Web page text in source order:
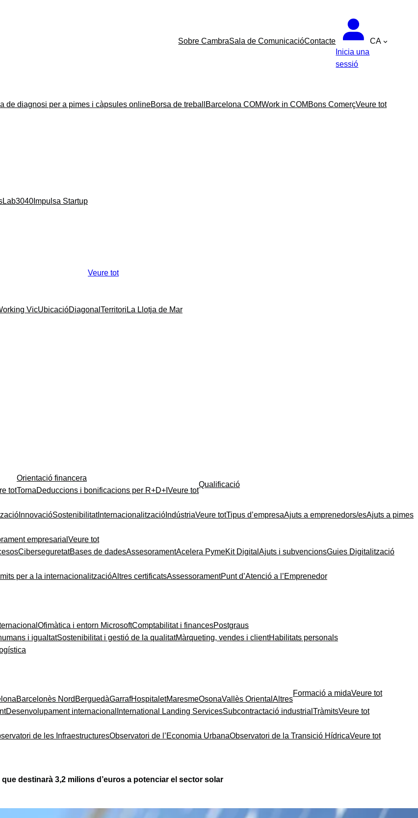
Sobre CambraSala de ComunicacióContacte
Inicia una
sessió
CA
de diagnosi per a pimes i càpsules onlineBorsa de treball Barcelona COMWork in COM Bons ComerçVeure tot
Lab3040 Impulsa Startup
Veure tot
VicUbicacióDiagonal TerritoriLa Llotja de Mar
tot
Orientació financera
TornaDeduccions i bonificacions per R+D+I Veure tot
Qualificació
InnovacióSostenibilitatInternacionalització IndústriaVeure totTipus d’empresaAjuts a emprenedors/esAjuts a pimes
empresarial Veure tot
CiberseguretatBases de dadesAssesoramentAcelera PymeKit Digital Ajuts i subvencionsGuies Digitalització
per a la internacionalitzacióAltres certificatsAssessoramentPunt d’Atenció a l’Emprenedor
Ofimàtica i entorn MicrosoftComptabilitat i financesPostgraus
i igualtatSostenibilitat i gestió de la qualitatMàrqueting, vendes i clientHabilitats personals
Barcelonès Nord BerguedàGarrafHospitaletMaresmeOsonaVallès Oriental Altres
Formació a midaVeure tot
Desenvolupament internacional International Landing ServicesSubcontractació industrial TràmitsVeure tot
de les InfraestructuresObservatori de l’Economia UrbanaObservatori de la Transició HídricaVeure tot
destinarà 3,2 milions d’euros a potenciar el sector solar